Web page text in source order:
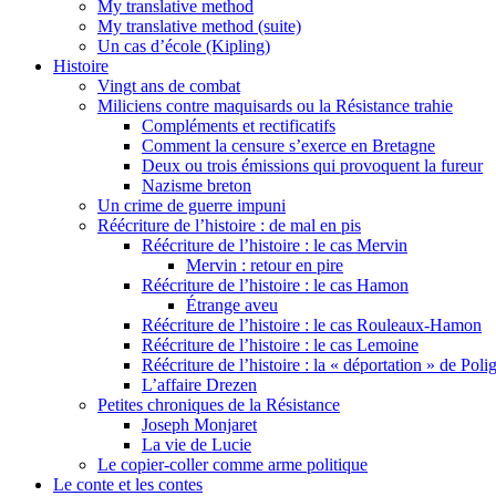
My translative method
My translative method (suite)
Un cas d’école (Kipling)
Histoire
Vingt ans de combat
Miliciens contre maquisards ou la Résistance trahie
Compléments et rectificatifs
Comment la censure s’exerce en Bretagne
Deux ou trois émissions qui provoquent la fureur
Nazisme breton
Un crime de guerre impuni
Réécriture de l’histoire : de mal en pis
Réécriture de l’histoire : le cas Mervin
Mervin : retour en pire
Réécriture de l’histoire : le cas Hamon
Étrange aveu
Réécriture de l’histoire : le cas Rouleaux-Hamon
Réécriture de l’histoire : le cas Lemoine
Réécriture de l’histoire : la « déportation » de
L’affaire Drezen
Petites chroniques de la Résistance
Joseph Monjaret
La vie de Lucie
Le copier-coller comme arme politique
Le conte et les contes